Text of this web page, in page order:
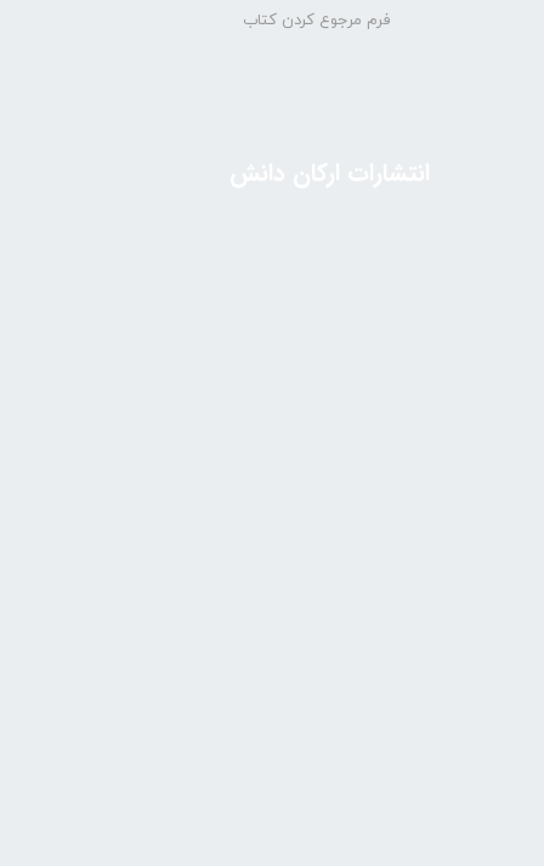
فرم مرجوع کردن کتاب